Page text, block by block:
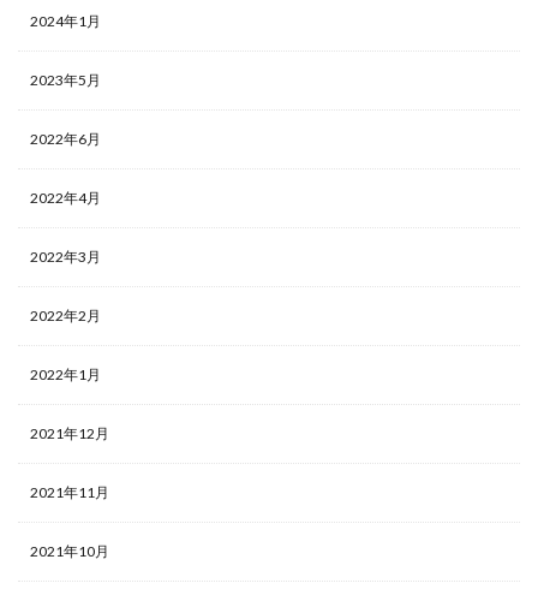
2024年1月
2023年5月
2022年6月
2022年4月
2022年3月
2022年2月
2022年1月
2021年12月
2021年11月
2021年10月